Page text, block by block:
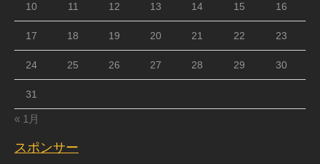
10 11 12 13 14 15 16
17 18 19 20 21 22 23
24 25 26 27 28 29 30
31
« 1月
スポンサー